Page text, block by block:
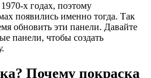
х годах, поэтому
появились именно тогда. Так
обновить эти панели. Давайте
панели, чтобы создать
Почему покраска